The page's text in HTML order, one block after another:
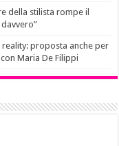
della stilista rompe il
reality: proposta anche per
Maria De Filippi